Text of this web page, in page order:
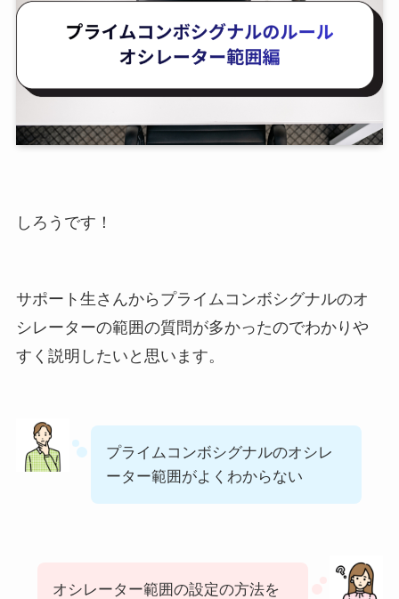
しろうです！
サポート生さんからプライムコンボシグナルのオ
シレーターの範囲の質問が多かったのでわかりや
すく説明したいと思います。
プライムコンボシグナルのオシレ
ーター範囲がよくわからない
オシレーター範囲の設定の方法を